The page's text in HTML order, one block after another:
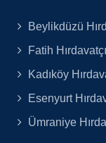
Beylikdüzü
Fatih
Kadıköy
Esenyurt
Ümraniye